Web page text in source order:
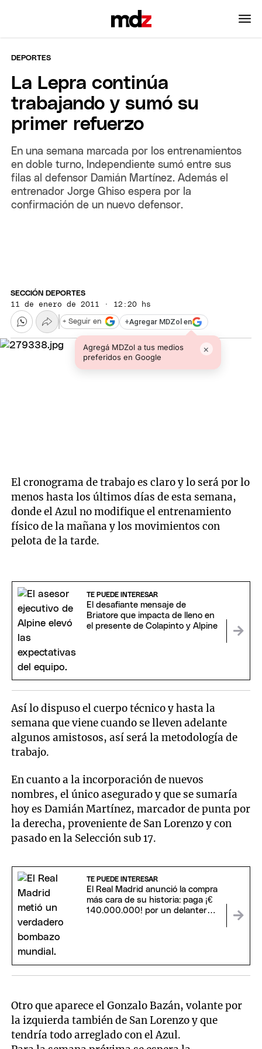
DEPORTES
La Lepra continúa
trabajando y sumó su
primer refuerzo
En una semana marcada por los entrenamientos
en doble turno, Independiente sumó entre sus
filas al defensor Damián Martínez. Además el
entrenador Jorge Ghiso espera por la
confirmación de un nuevo defensor.
SECCIÓN DEPORTES
11 de enero de 2011 · 12:20 hs
+Agregar MDZol en
Agregá MDZol a tus medios
preferidos en Google
×
+ Seguir en
El cronograma de trabajo es claro y lo será por lo
menos hasta los últimos días de esta semana,
donde el Azul no modifique el entrenamiento
físico de la mañana y los movimientos con
pelota de la tarde.
TE PUEDE INTERESAR
El desafiante mensaje de
Briatore que impacta de lleno en
el presente de Colapinto y Alpine
Así lo dispuso el cuerpo técnico y hasta la
semana que viene cuando se lleven adelante
algunos amistosos, así será la metodología de
trabajo.
En cuanto a la incorporación de nuevos
nombres, el único asegurado y que se sumaría
hoy es Damián Martínez, marcador de punta por
la derecha, proveniente de San Lorenzo y con
pasado en la Selección sub 17.
TE PUEDE INTERESAR
El Real Madrid anunció la compra
más cara de su historia: paga ¡€
140.000.000! por un delantero
Otro que aparece el Gonzalo Bazán, volante por
la izquierda también de San Lorenzo y que
tendría todo arreglado con el Azul.